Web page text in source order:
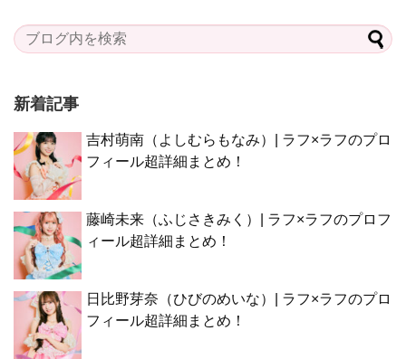
新着記事
吉村萌南（よしむらもなみ）| ラフ×ラフのプロ
フィール超詳細まとめ！
藤崎未来（ふじさきみく）| ラフ×ラフのプロフ
ィール超詳細まとめ！
日比野芽奈（ひびのめいな）| ラフ×ラフのプロ
フィール超詳細まとめ！